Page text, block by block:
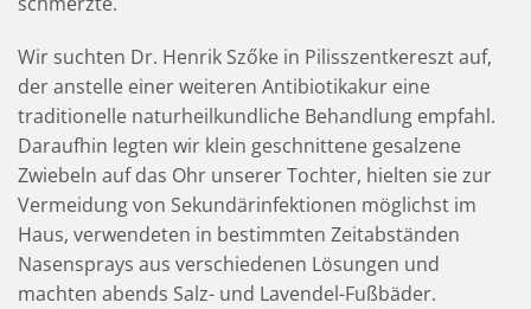
Wir suchten Dr. Henrik Szőke in Pilisszentkereszt auf,
der anstelle einer weiteren Antibiotikakur eine
traditionelle naturheilkundliche Behandlung empfahl.
Daraufhin legten wir klein geschnittene gesalzene
Zwiebeln auf das Ohr unserer Tochter, hielten sie zur
Vermeidung von Sekundärinfektionen möglichst im
Haus, verwendeten in bestimmten Zeitabständen
Nasensprays aus verschiedenen Lösungen und
machten abends Salz- und Lavendel-Fußbäder.